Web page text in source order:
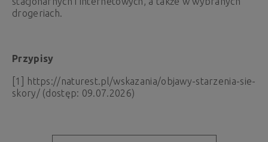
drogeriach.
Przypisy
[1] https://naturest.pl/wskazania/objawy-starzenia-sie-
skory/ (dostęp: 09.07.2026)